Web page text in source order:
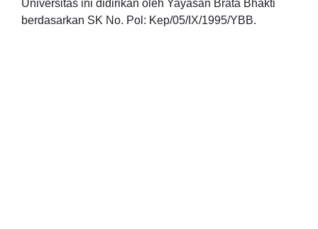
Universitas ini didirikan oleh Yayasan Brata Bhakti
berdasarkan SK No. Pol: Kep/05/IX/1995/YBB.